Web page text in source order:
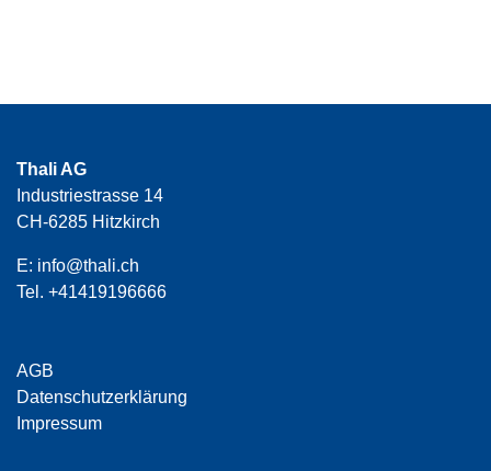
Thali AG
Industriestrasse 14
CH-6285 Hitzkirch
E: info@thali.ch
Tel. +41419196666
AGB
Datenschutzerklärung
Impressum